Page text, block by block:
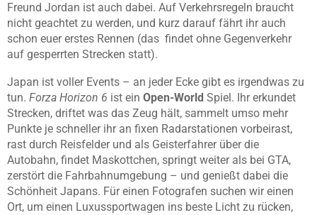
Freund Jordan ist auch dabei. Auf Verkehrsregeln braucht
nicht geachtet zu werden, und kurz darauf fährt ihr auch
schon euer erstes Rennen (das findet ohne Gegenverkehr
auf gesperrten Strecken statt).
Japan ist voller Events – an jeder Ecke gibt es irgendwas zu
tun. Forza Horizon 6 ist ein Open-World Spiel. Ihr erkundet
Strecken, driftet was das Zeug hält, sammelt umso mehr
Punkte je schneller ihr an fixen Radarstationen vorbeirast,
rast durch Reisfelder und als Geisterfahrer über die
Autobahn, findet Maskottchen, springt weiter als bei GTA,
zerstört die Fahrbahnumgebung – und genießt dabei die
Schönheit Japans. Für einen Fotografen suchen wir einen
Ort, um einen Luxussportwagen ins beste Licht zu rücken,